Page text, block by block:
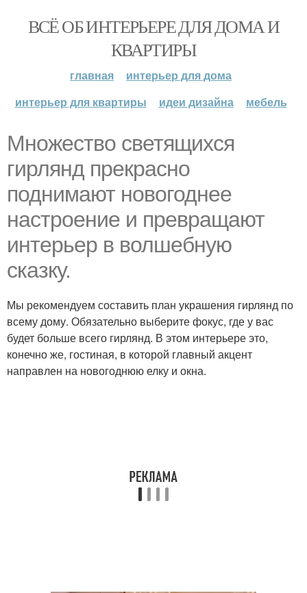
ВСЁ ОБ ИНТЕРЬЕРЕ ДЛЯ ДОМА И
КВАРТИРЫ
главная
интерьер для дома
интерьер для квартиры
идеи дизайна мебель
Множество светящихся
гирлянд прекрасно
поднимают новогоднее
настроение и превращают
интерьер в волшебную
сказку.
Мы рекомендуем составить план украшения гирлянд по
всему дому. Обязательно выберите фокус, где у вас
будет больше всего гирлянд. В этом интерьере это,
конечно же, гостиная, в которой главный акцент
направлен на новогоднюю елку и окна.